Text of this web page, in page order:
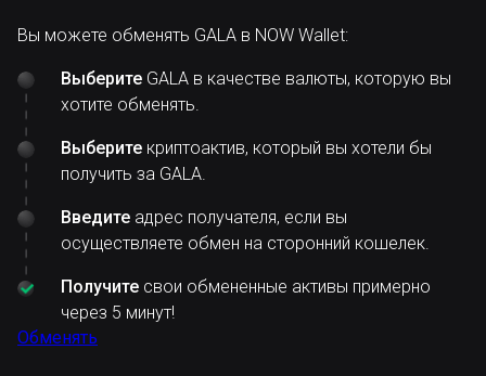
Вы можете обменять GALA в NOW Wallet:
Выберите GALA в качестве валюты, которую вы
хотите обменять.
Выберите криптоактив, который вы хотели бы
получить за GALA.
Введите адрес получателя, если вы
осуществляете обмен на сторонний кошелек.
Получите свои обмененные активы примерно
через 5 минут!
Обменять